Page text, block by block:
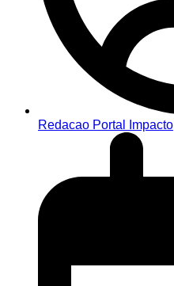
Redacao Portal Impacto